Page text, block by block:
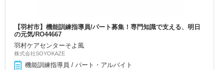
【羽村市】機能訓練指導員/パート募集！専門知識で支える、明日
の元気/RO44667
羽村ケアセンターそよ風
株式会社SOYOKAZE
機能訓練指導員 / パート・アルバイト